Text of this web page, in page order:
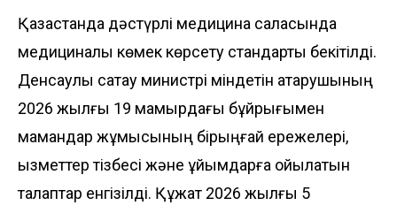
Қазақстанда дәстүрлі медицина саласында
медициналық көмек көрсету стандарты бекітілді.
Денсаулық сақтау министрі міндетін атқарушының
2026 жылғы 19 мамырдағы бұйрығымен
мамандар жұмысының бірыңғай ережелері,
қызметтер тізбесі және ұйымдарға қойылатын
талаптар енгізілді. Құжат 2026 жылғы 5